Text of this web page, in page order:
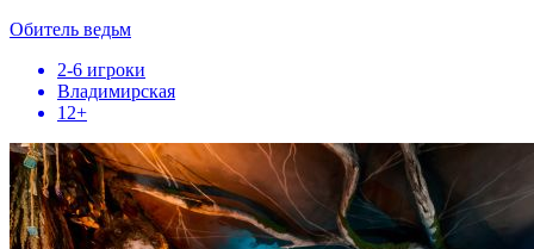
Обитель ведьм
2-6 игроки
Владимирская
12+